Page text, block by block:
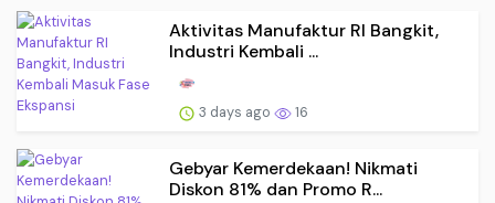
Aktivitas Manufaktur RI Bangkit,
Industri Kembali ...
3 days ago 16
Gebyar Kemerdekaan! Nikmati
Diskon 81% dan Promo R...